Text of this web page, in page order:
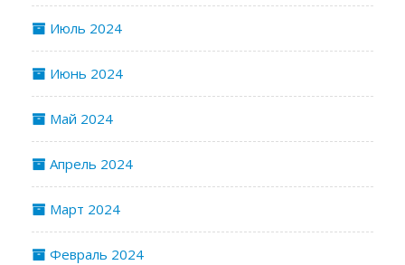
Июль 2024
Июнь 2024
Май 2024
Апрель 2024
Март 2024
Февраль 2024